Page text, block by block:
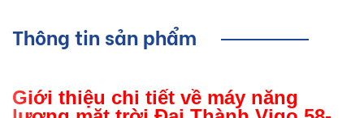
Thông tin sản phẩm
Giới thiệu chi tiết về máy năng